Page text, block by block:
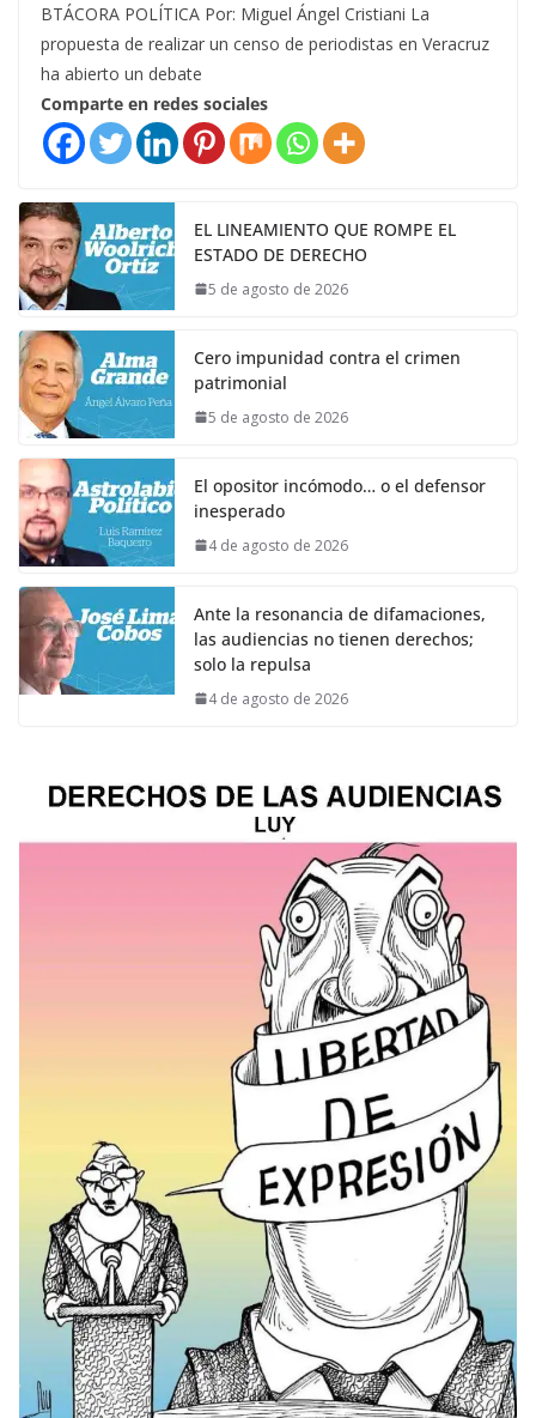
BTÁCORA POLÍTICA Por: Miguel Ángel Cristiani La
propuesta de realizar un censo de periodistas en Veracruz
ha abierto un debate
Comparte en redes sociales
EL LINEAMIENTO QUE ROMPE EL
ESTADO DE DERECHO
5 de agosto de 2026
Cero impunidad contra el crimen
patrimonial
5 de agosto de 2026
El opositor incómodo… o el defensor
inesperado
4 de agosto de 2026
Ante la resonancia de difamaciones,
las audiencias no tienen derechos;
solo la repulsa
4 de agosto de 2026